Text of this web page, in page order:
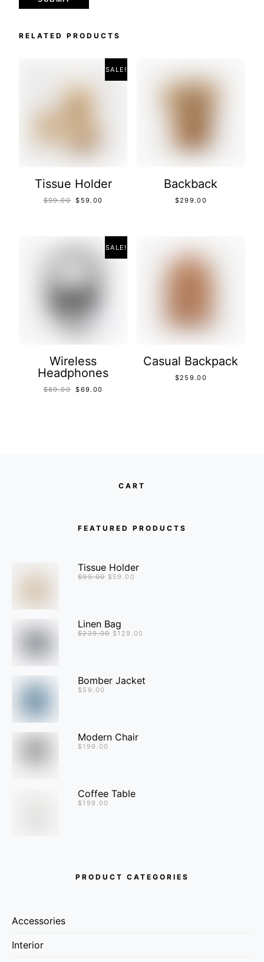
RELATED PRODUCTS
SALE!
Tissue Holder
$99.00 $ 59.00
Backback
$299.00
SALE!
Wireless
Headphones
$89.00 $69.00
Casual Backpack
$259.00
CART
FEATURED PRODUCTS
Tissue Holder
$99.00 $59.00
Linen Bag
$229.00 $129.00
Bomber Jacket
$59.00
Modern Chair
$199.00
Coffee Table
$199.00
PRODUCT CATEGORIES
Accessories
Interior